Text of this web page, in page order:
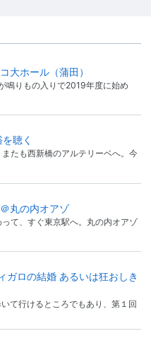
大ホール（蒲田）
りもの入りで2019年度に始め
聴く
たも西新橋のアルテリーベへ。今
丸の内オアゾ
て、すぐ東京駅へ。丸の内オアゾ
ガロの結婚 あるいは狂おしき
て行けるところでもあり、第１回